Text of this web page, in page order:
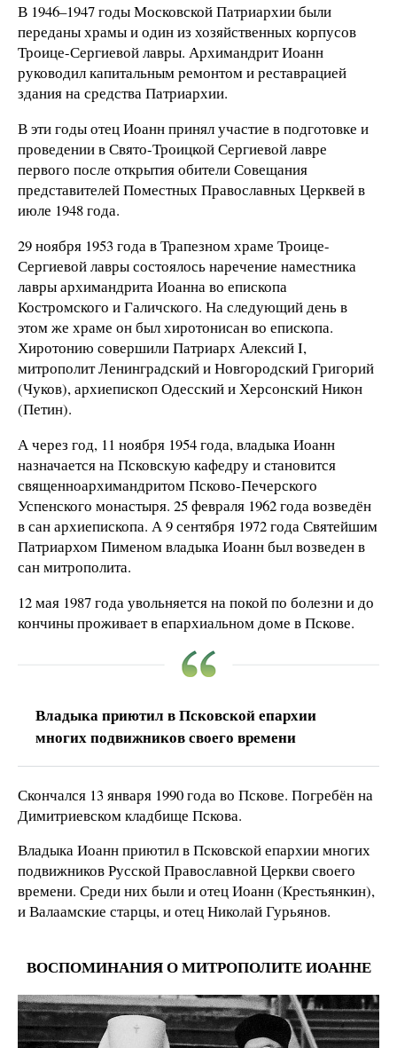
В 1946–1947 годы Московской Патриархии были
переданы храмы и один из хозяйственных корпусов
Троице-Сергиевой лавры. Архимандрит Иоанн
руководил капитальным ремонтом и реставрацией
здания на средства Патриархии.
В эти годы отец Иоанн принял участие в подготовке и
проведении в Свято-Троицкой Сергиевой лавре
первого после открытия обители Совещания
представителей Поместных Православных Церквей в
июле 1948 года.
29 ноября 1953 года в Трапезном храме Троице-
Сергиевой лавры состоялось наречение наместника
лавры архимандрита Иоанна во епископа
Костромского и Галичского. На следующий день в
этом же храме он был хиротонисан во епископа.
Хиротонию совершили Патриарх Алексий I,
митрополит Ленинградский и Новгородский Григорий
(Чуков), архиепископ Одесский и Херсонский Никон
(Петин).
А через год, 11 ноября 1954 года, владыка Иоанн
назначается на Псковскую кафедру и становится
священноархимандритом Псково-Печерского
Успенского монастыря. 25 февраля 1962 года возведён
в сан архиепископа. А 9 сентября 1972 года Святейшим
Патриархом Пименом владыка Иоанн был возведен в
сан митрополита.
12 мая 1987 года увольняется на покой по болезни и до
кончины проживает в епархиальном доме в Пскове.
Владыка приютил в Псковской епархии
многих подвижников своего времени
Скончался 13 января 1990 года во Пскове. Погребён на
Димитриевском кладбище Пскова.
Владыка Иоанн приютил в Псковской епархии многих
подвижников Русской Православной Церкви своего
времени. Среди них были и отец Иоанн (Крестьянкин),
и Валаамские старцы, и отец Николай Гурьянов.
ВОСПОМИНАНИЯ О МИТРОПОЛИТЕ ИОАННЕ